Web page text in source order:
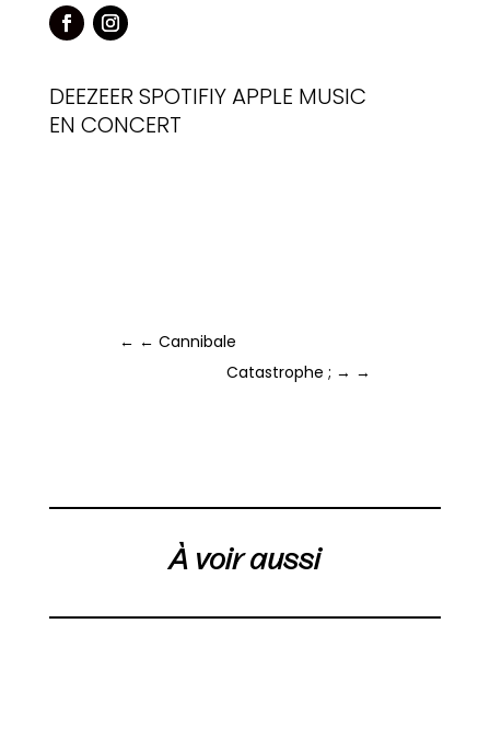
DEEZEER SPOTIFIYAPPLE MUSIC
EN CONCERT
← ← Cannibale
Catastrophe ; → →
À voir aussi